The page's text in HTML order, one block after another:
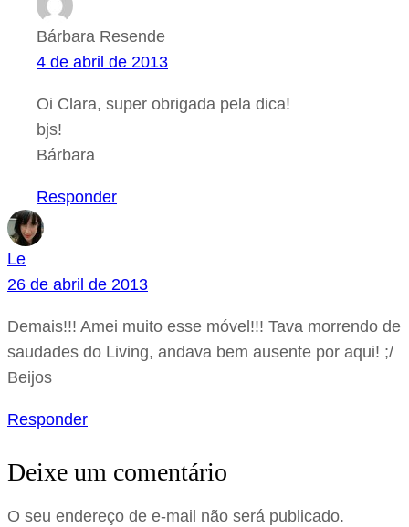
Bárbara Resende
4 de abril de 2013
Oi Clara, super obrigada pela dica!
bjs!
Bárbara
Responder
Le
26 de abril de 2013
Demais!!! Amei muito esse móvel!!! Tava morrendo de
saudades do Living, andava bem ausente por aqui! ;/
Beijos
Responder
Deixe um comentário
O seu endereço de e-mail não será publicado.